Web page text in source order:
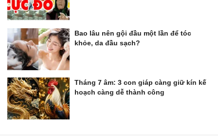
Bao lâu nên gội đầu một lần để tóc
khỏe, da đầu sạch?
Tháng 7 âm: 3 con giáp càng giữ kín kế
hoạch càng dễ thành công